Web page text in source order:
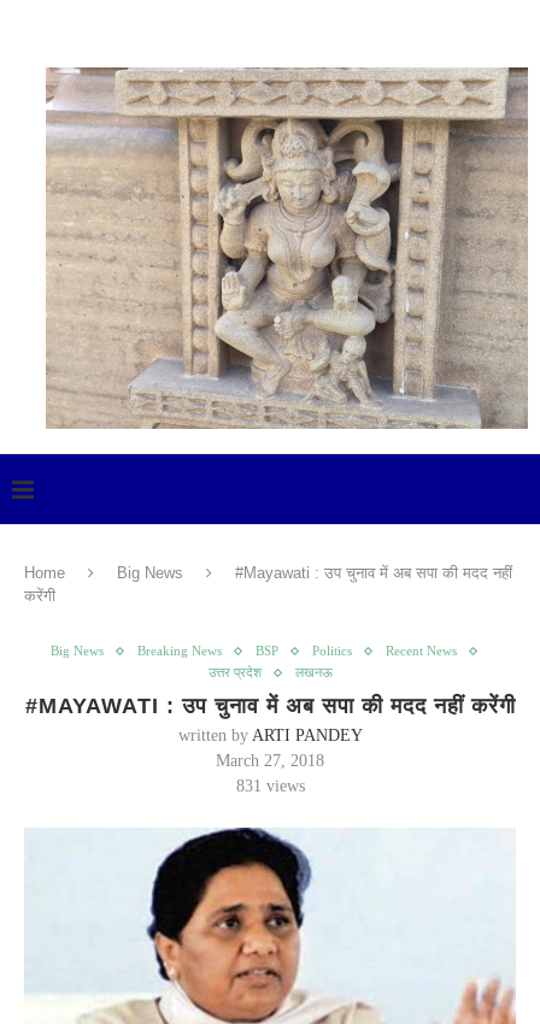
Home Big News
#Mayawati : उप चुनाव में अब सपा की मदद नहीं
करेंगी
Big News Breaking News BSP Politics
Recent News
उत्तर प्रदेश
लखनऊ
#MAYAWATI : उप चुनाव में अब सपा की मदद नहीं करेंगी
written by ARTI PANDEY
March 27, 2018
831 views